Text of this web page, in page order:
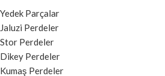
Yedek Parçalar
Jaluzi Perdeler
Stor Perdeler
Dikey Perdeler
Kumaş Perdeler